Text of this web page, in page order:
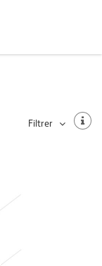
Filtrer